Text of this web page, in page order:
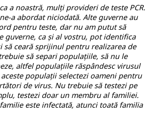
a noastră, mulți provideri de teste PCR.
a abordat niciodată. Alte guverne au
pentru teste, dar nu am putut să
guverne, ca și al vostru, pot identifica
să ceară sprijinul pentru realizarea de
să separi populațiile, să nu le
altfel populațiile răspândesc virusul
populații selectezi oameni pentru
de virus. Nu trebuie să testezi pe
testezi doar un membru al familiei.
este infectată, atunci toată familia